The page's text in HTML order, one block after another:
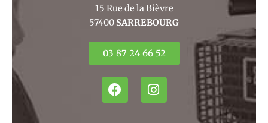
15 Rue de la Bièvre
57400 SARREBOURG
03 87 24 66 52
F
a
I
n